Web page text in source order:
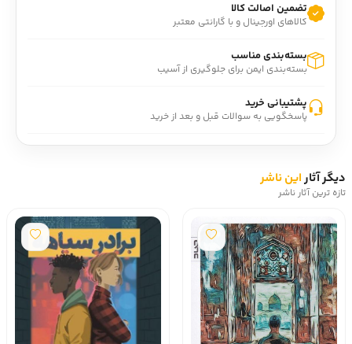
تضمین اصالت کالا
کالاهای اورجینال و با گارانتی معتبر
بسته‌بندی مناسب
بسته‌بندی ایمن برای جلوگیری از آسیب
پشتیبانی خرید
پاسخگویی به سوالات قبل و بعد از خرید
دیگر آثاراین ناشر
تازه ترین آثار ناشر